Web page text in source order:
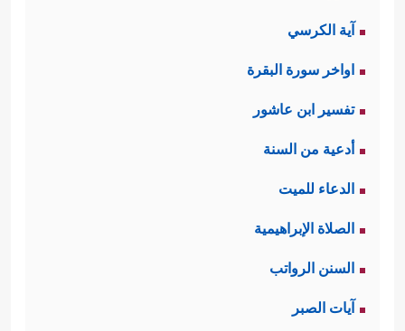
آية الكرسي
اواخر سورة البقرة
تفسير ابن عاشور
أدعية من السنة
الدعاء للميت
الصلاة الإبراهيمية
السنن الرواتب
آيات الصبر